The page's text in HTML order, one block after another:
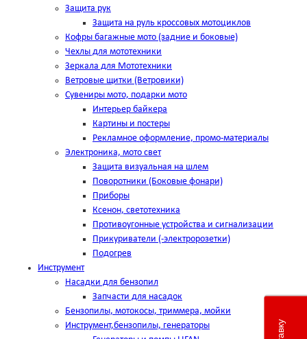
Защита рук
Защита на руль кроссовых мотоциклов
Кофры багажные мото (задние и боковые)
Чехлы для мототехники
Зеркала для Мототехники
Ветровые щитки (Ветровики)
Сувениры мото, подарки мото
Интерьер байкера
Картины и постеры
Рекламное оформление, промо-материалы
Электроника, мото свет
Защита визуальная на шлем
Поворотники (Боковые фонари)
Приборы
Ксенон, светотехника
Противоугонные устройства и сигнализации
Прикуриватели (-электророзетки)
Подогрев
Инструмент
Насадки для бензопил
Запчасти для насадок
Бензопилы, мотокосы, триммера, мойки
Инструмент,бензопилы, генераторы